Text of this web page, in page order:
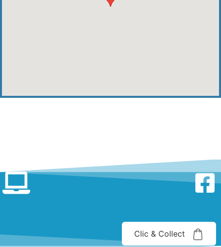
Clic & Collect